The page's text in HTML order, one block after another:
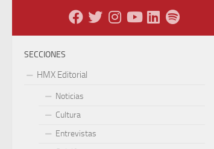
SECCIONES
HMX Editorial
Noticias
Cultura
Entrevistas